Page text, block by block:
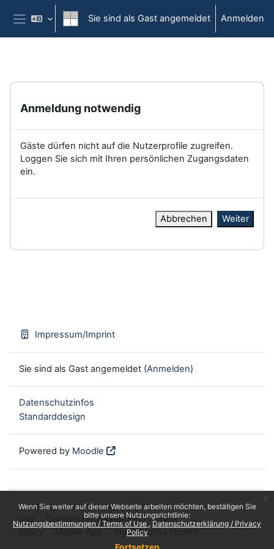
Zum Hauptinhalt
Wenn Sie weiter auf dieser Webseite arbeiten möchten, bestätigen Sie
bitte unsere Nutzungsrichtlinie:
Nutzungsbestimmungen / Terms of Use
Datenschutzerklärung / Privacy
Policy
Fortsetzen
Website-Übersicht
Sie sind als Gast angemeldet Anmelden
Anmeldung notwendig
Gäste dürfen nicht auf die Nutzerprofile zugreifen.
Loggen Sie sich mit Ihren persönlichen Zugangsdaten
ein.
Abbrechen Weiter
Impressum/Imprint
Sie sind als Gast angemeldet (Anmelden)
Datenschutzinfos
Standarddesign
Powered by Moodle
Nutzungsbestimmungen / Terms of
use
Datenschutzerklärung / Privacy
policy
Mobile App Impressum / Imprint